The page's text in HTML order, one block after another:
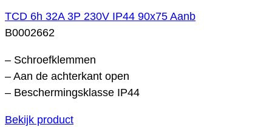
TCD 6h 32A 3P 230V IP44 90x75 Aanb
B0002662
– Schroefklemmen
– Aan de achterkant open
– Beschermingsklasse IP44
Bekijk product